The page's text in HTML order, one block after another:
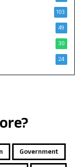
103
49
30
24
Government